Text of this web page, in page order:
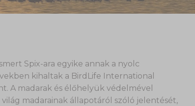
Spix-ara egyike annak a nyolc
kihaltak a BirdLife International
A madarak és élőhelyük védelmével
madarainak állapotáról szóló jelentését,